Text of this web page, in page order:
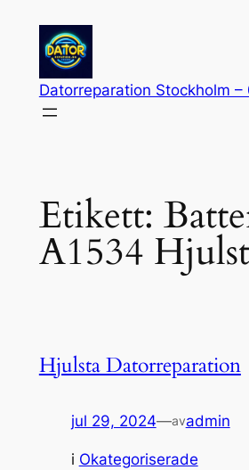
innehåll
Datorreparation Stockholm –
Etikett:
A1534
Hjulsta Datorreparation
jul 29, 2024—avadmin
i Okategoriserade